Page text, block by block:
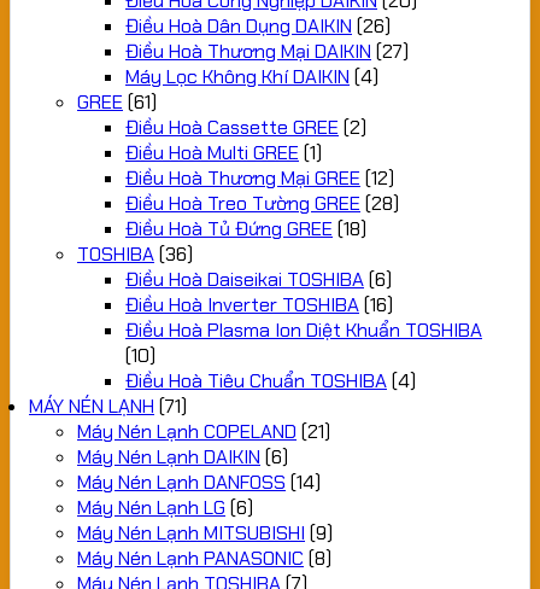
Điều Hoà Dân Dụng DAIKIN (26)
Điều Hoà Thương Mại DAIKIN (27)
Máy Lọc Không Khí DAIKIN (4)
GREE (61)
Điều Hoà Cassette GREE (2)
Điều Hoà Multi GREE (1)
Điều Hoà Thương Mại GREE (12)
Điều Hoà Treo Tường GREE (28)
Điều Hoà Tủ Đứng GREE (18)
TOSHIBA(36)
Điều Hoà Daiseikai TOSHIBA(6)
Điều Hoà Inverter TOSHIBA(16)
Điều Hoà Plasma Ion Diệt Khuẩn TOSHIBA
(10)
Điều Hoà Tiêu Chuẩn TOSHIBA(4)
MÁY NÉN LẠNH (71)
Máy Nén Lạnh COPELAND (21)
Máy Nén Lạnh DAIKIN (6)
Máy Nén Lạnh DANFOSS (14)
Máy Nén Lạnh LG (6)
Máy Nén Lạnh MITSUBISHI (9)
Máy Nén Lạnh PANASONIC (8)
Máy Nén Lạnh TOSHIBA (7)